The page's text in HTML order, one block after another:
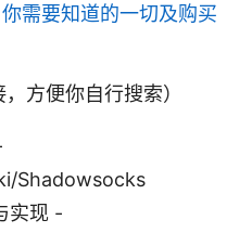
需要知道的一切及购买
方便你自行搜索）
Shadowsocks
实现 -